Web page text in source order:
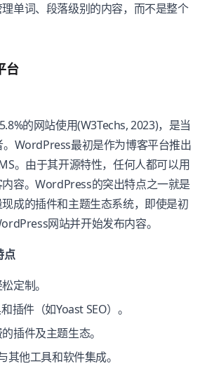
单词、段落级别的内容，而不是整个
台
的网站使用(W3Techs, 2023)，是当
。WordPress最初是作为博客平台推出
。由于其开源特性，任何人都可以用
容。WordPress的突出特点之一就是
成的插件和主题生态系统，即使是初
网站并开始发布内容。
点
定制。
插件（如Yoast SEO）。
插件及主题生态。
其他工具和软件集成。